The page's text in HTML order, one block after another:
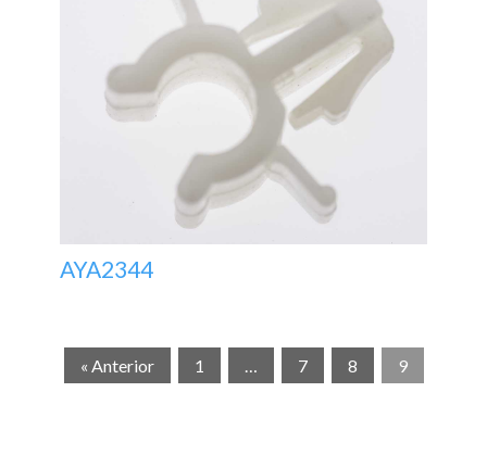
AYA2344
« Anterior 1 … 7 8 9